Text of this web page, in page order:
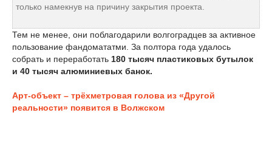
только намекнув на причину закрытия проекта.
Тем не менее, они поблагодарили волгоградцев за активное
пользование фандомататми. За полтора года удалось
собрать и переработать 180 тысяч пластиковых бутылок
и 40 тысяч алюминиевых банок.
Арт-объект – трёхметровая голова из «Другой
реальности» появится в Волжском